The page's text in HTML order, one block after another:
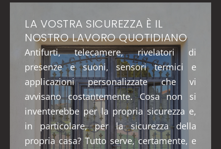
LA VOSTRA SICUREZZA È IL
NOSTRO LAVORO QUOTIDIANO
Antifurti, telecamere, rivelatori di
presenze e suoni, sensori termici e
applicazioni personalizzate che vi
avvisano costantemente. Cosa non si
inventerebbe per la propria sicurezza e,
in particolare, per la sicurezza della
propria casa? Tutto serve, certamente, e